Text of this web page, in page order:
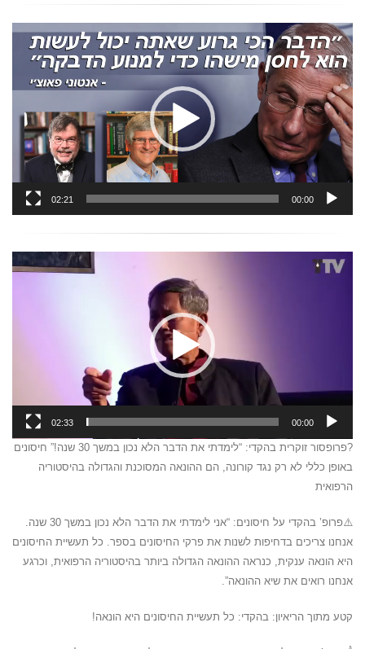
נגן
וידאו
00:00
02:21
נגן
וידאו
00:00
02:33
?פרופסור זוקרית בהקדי: “לימדתי את הדבר הלא נכון במשך 30 שנה!” חיסונים
באופן כללי לא רק נגד קורונה, הם ההונאה המסוכנת והגדולה בהיסטוריה
הרפואית
⚠️פרופ’ בהקדי על חיסונים: “אני לימדתי את הדבר הלא נכון במשך 30 שנה.
אנחנו צריכים בדחיפות לשנות את פרקי החיסונים בספר. כל תעשיית החיסונים
היא הונאה ענקית, כנראה ההונאה הגדולה ביותר בהיסטוריה הרפואית, וכרגע
אנחנו רואים את שיא ההונאה”.
קטע מתוך הריאיון: בהקדי: כל תעשיית החיסונים היא הונאה!